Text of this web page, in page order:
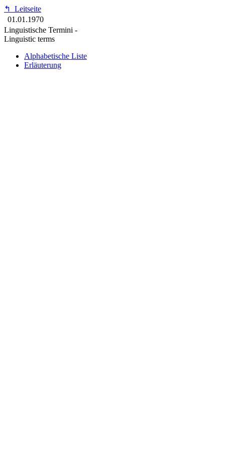
↰
Leitseite
01.01.1970
Linguistische Termini -
Linguistic terms
Alphabetische Liste
Erläuterung